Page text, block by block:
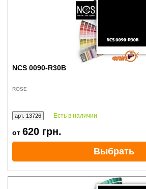
NCS 0090-R30B
ROSE
арт. 13726 Есть в наличии
от 620 грн.
Выбрать